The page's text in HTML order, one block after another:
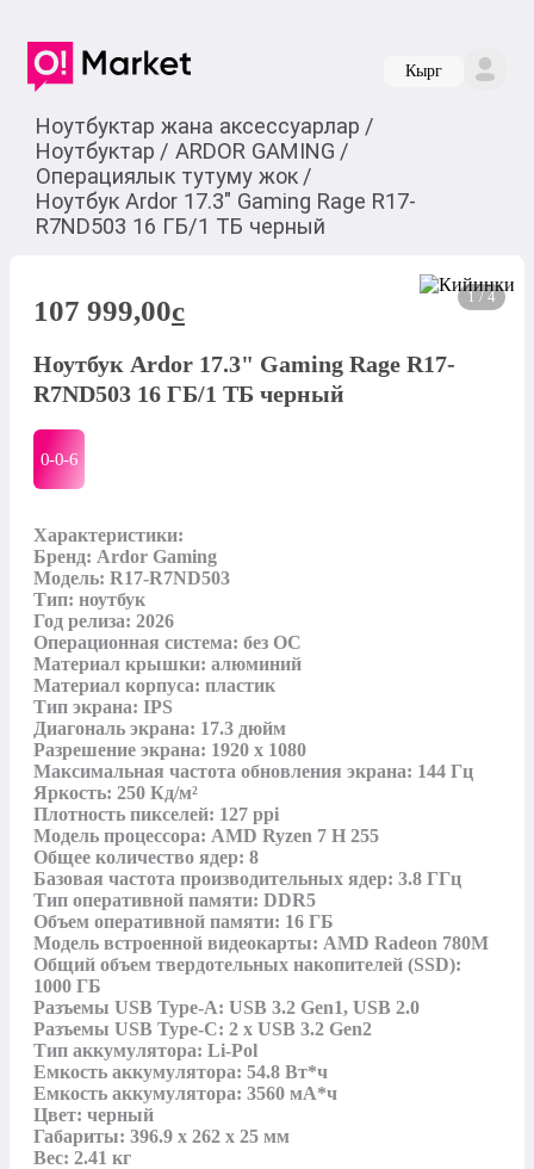
Кырг
Ноутбуктар жана аксессуарлар /
Ноутбуктар / ARDOR GAMING /
Операциялык тутуму жок /
Ноутбук Ardor 17.3" Gaming Rage R17-
R7ND503 16 ГБ/1 ТБ черный
1 / 4
107 999,00c
Ноутбук Ardor 17.3" Gaming Rage R17-
R7ND503 16 ГБ/1 ТБ черный
0-0-6
Характеристики:
Бренд: Ardor Gaming
Модель: R17-R7ND503
Тип: ноутбук
Год релиза: 2026
Операционная система: без ОС
Материал крышки: алюминий
Материал корпуса: пластик
Тип экрана: IPS
Диагональ экрана: 17.3 дюйм
Разрешение экрана: 1920 x 1080
Максимальная частота обновления экрана: 144 Гц
Яркость: 250 Кд/м²
Плотность пикселей: 127 ppi
Модель процессора: AMD Ryzen 7 H 255
Общее количество ядер: 8
Базовая частота производительных ядер: 3.8 ГГц
Тип оперативной памяти: DDR5
Объем оперативной памяти: 16 ГБ
Модель встроенной видеокарты: AMD Radeon 780M
Общий объем твердотельных накопителей (SSD):
1000 ГБ
Разъемы USB Type-A: USB 3.2 Gen1, USB 2.0
Разъемы USB Type-C: 2 х USB 3.2 Gen2
Тип аккумулятора: Li-Pol
Емкость аккумулятора: 54.8 Вт*ч
Емкость аккумулятора: 3560 мА*ч
Цвет: черный
Габариты: 396.9 х 262 х 25 мм
Вес: 2.41 кг